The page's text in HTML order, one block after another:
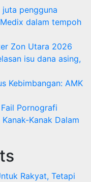
pengguna
dalam tempoh
Zon Utara 2026
isu dana asing,
Kebimbangan: AMK
Pornografi
Kanak Dalam
Rakyat, Tetapi